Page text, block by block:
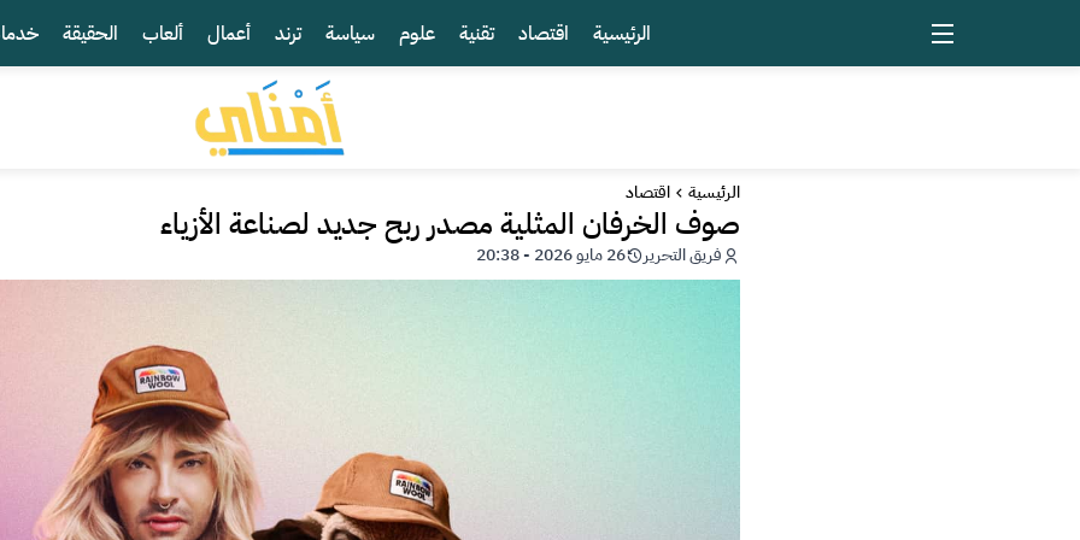
الرئيسية اقتصاد تقنية علوم سياسة ترند أعمال ألعاب الحقيقة
الرئيسية اقتصاد
صوف الخرفان المثلية مصدر ربح جديد لصناعة الأزياء
فريق التحرير 26 مايو 2026 - 20:38